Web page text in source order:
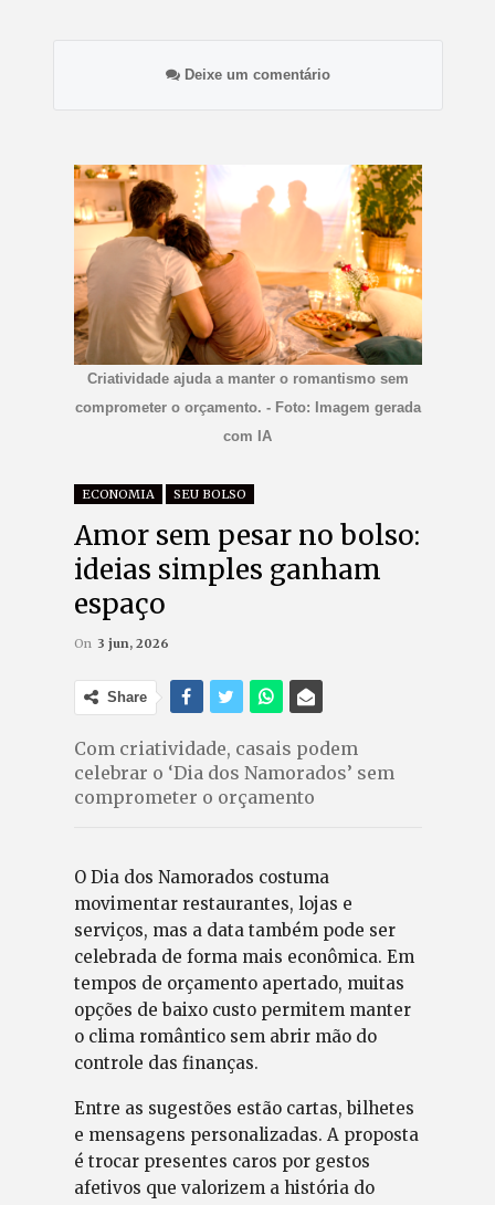
Deixe um comentário
Criatividade ajuda a manter o romantismo sem
comprometer o orçamento. - Foto: Imagem gerada
com IA
ECONOMIA SEU BOLSO
Amor sem pesar no bolso:
ideias simples ganham
espaço
On 3 jun, 2026
Share
Com criatividade, casais podem
celebrar o ‘Dia dos Namorados’ sem
comprometer o orçamento
O Dia dos Namorados costuma
movimentar restaurantes, lojas e
serviços, mas a data também pode ser
celebrada de forma mais econômica. Em
tempos de orçamento apertado, muitas
opções de baixo custo permitem manter
o clima romântico sem abrir mão do
controle das finanças.
Entre as sugestões estão cartas, bilhetes
e mensagens personalizadas. A proposta
é trocar presentes caros por gestos
afetivos que valorizem a história do